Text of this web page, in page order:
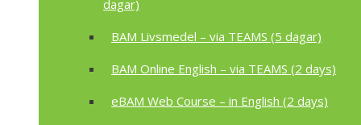
dagar)
BAM Livsmedel – via TEAMS (5 dagar)
BAM Online English – via TEAMS (2 days)
eBAM Web Course – in English (2 days)